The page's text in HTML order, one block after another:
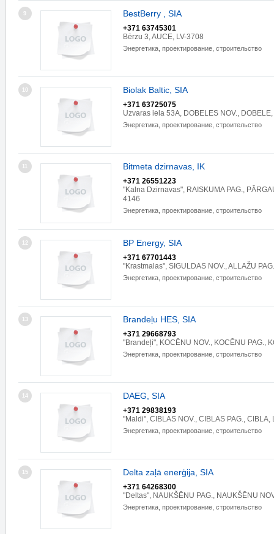
9 BestBerry , SIA
+371 63745301
Bērzu 3, AUCE, LV-3708
Энергетика, проектирование, строительство
10 Biolak Baltic, SIA
+371 63725075
Uzvaras iela 53A, DOBELES NOV.,
Энергетика, проектирование, строительство
11 Bitmeta dzirnavas, IK
+371 26551223
"Kalna Dzirnavas", RAISKUMA PAG.,
4146
Энергетика, проектирование, строительство
12 BP Energy, SIA
+371 67701443
"Krastmalas", SIGULDAS NOV., ALLAŽU
Энергетика, проектирование, строительство
13 Brandeļu HES, SIA
+371 29668793
"Brandeļi", KOCĒNU NOV., KOCĒNU PAG.,
Энергетика, проектирование, строительство
14 DAEG, SIA
+371 29838193
"Maldi", CIBLAS NOV., CIBLAS PAG., CIBLA,
Энергетика, проектирование, строительство
15 Delta zaļā enerģija, SIA
+371 64268300
"Deltas", NAUKŠĒNU PAG., NAUKŠĒNU
Энергетика, проектирование, строительство